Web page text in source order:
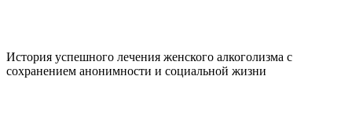
История успешного лечения женского алкоголизма с
сохранением анонимности и социальной жизни